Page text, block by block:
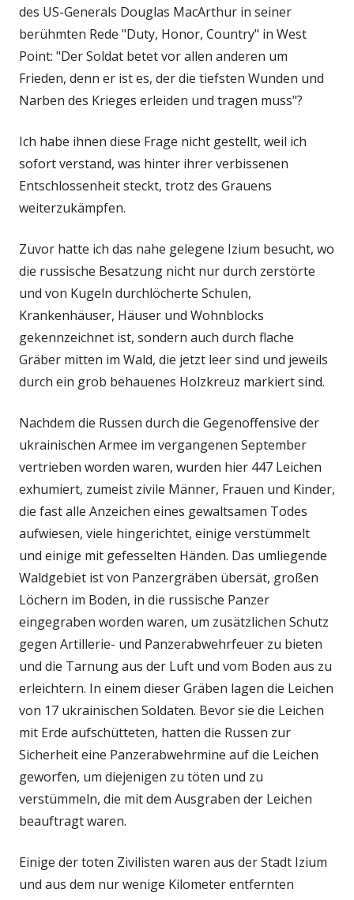
des US-Generals Douglas MacArthur in seiner
berühmten Rede "Duty, Honor, Country" in West
Point: "Der Soldat betet vor allen anderen um
Frieden, denn er ist es, der die tiefsten Wunden und
Narben des Krieges erleiden und tragen muss"?
Ich habe ihnen diese Frage nicht gestellt, weil ich
sofort verstand, was hinter ihrer verbissenen
Entschlossenheit steckt, trotz des Grauens
weiterzukämpfen.
Zuvor hatte ich das nahe gelegene Izium besucht, wo
die russische Besatzung nicht nur durch zerstörte
und von Kugeln durchlöcherte Schulen,
Krankenhäuser, Häuser und Wohnblocks
gekennzeichnet ist, sondern auch durch flache
Gräber mitten im Wald, die jetzt leer sind und jeweils
durch ein grob behauenes Holzkreuz markiert sind.
Nachdem die Russen durch die Gegenoffensive der
ukrainischen Armee im vergangenen September
vertrieben worden waren, wurden hier 447 Leichen
exhumiert, zumeist zivile Männer, Frauen und Kinder,
die fast alle Anzeichen eines gewaltsamen Todes
aufwiesen, viele hingerichtet, einige verstümmelt
und einige mit gefesselten Händen. Das umliegende
Waldgebiet ist von Panzergräben übersät, großen
Löchern im Boden, in die russische Panzer
eingegraben worden waren, um zusätzlichen Schutz
gegen Artillerie- und Panzerabwehrfeuer zu bieten
und die Tarnung aus der Luft und vom Boden aus zu
erleichtern. In einem dieser Gräben lagen die Leichen
von 17 ukrainischen Soldaten. Bevor sie die Leichen
mit Erde aufschütteten, hatten die Russen zur
Sicherheit eine Panzerabwehrmine auf die Leichen
geworfen, um diejenigen zu töten und zu
verstümmeln, die mit dem Ausgraben der Leichen
beauftragt waren.
Einige der toten Zivilisten waren aus der Stadt Izium
und aus dem nur wenige Kilometer entfernten